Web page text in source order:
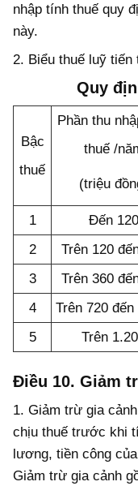
nhập tính thuế quy
này.
2. Biểu thuế luỹ
Quy
Bậc
thuế
Phần thu
thuế /
(triệu
1 Đến 120
2
Trên 120
3
Trên 360
4
Trên 720 đến
5
Trên
Điều 10. Giảm
1. Giảm trừ gia
chịu thuế trước khi
lương, tiền công
Giảm trừ gia cảnh